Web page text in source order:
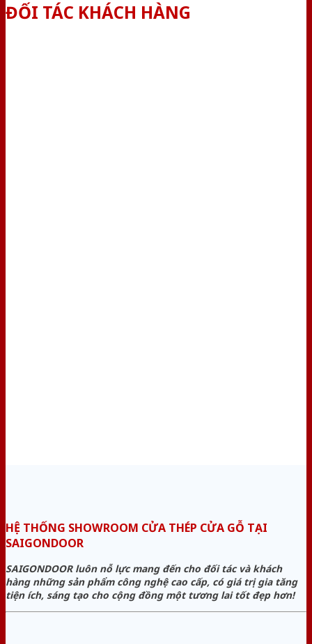
ĐỐI TÁC KHÁCH HÀNG
HỆ THỐNG SHOWROOM CỬA THÉP CỬA GỖ TẠI
SAIGONDOOR
SAIGONDOOR luôn nỗ lực mang đến cho đối tác và khách
hàng những sản phẩm công nghệ cao cấp, có giá trị gia tăng
tiện ích, sáng tạo cho cộng đồng một tương lai tốt đẹp hơn!